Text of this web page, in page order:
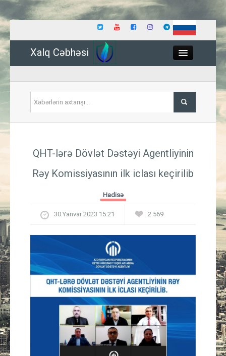
Xalq Cəbhəsi
İqtisadiyyat
Güney Azərbaycan
Müsahibə
İdman
Layihə
QHT-lərə Dövlət Dəstəyi Agentliyinin
Rəy Komissiyasının ilk iclası keçirilib
Hadisə
30 Yanvar 2023 15:21 2 569